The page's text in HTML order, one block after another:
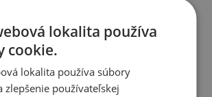
lokalita používa
cookie.
lokalita používa súbory
zlepšenie používateľskej